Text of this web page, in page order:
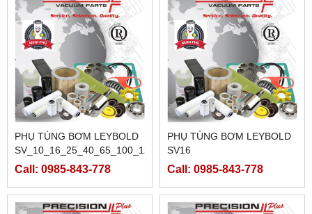
PHỤ TÙNG BƠM LEYBOLD
SV_10_16_25_40_65_100_120_300_500_B_SV_630_750_B_BF
Call: 0985-843-778
PHỤ TÙNG BƠM LEYBOLD
SV16
Call: 0985-843-778